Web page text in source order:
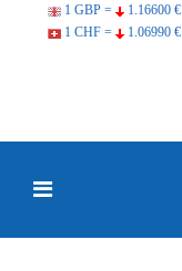
1 GBP =
1.16600 €
1 CHF =
1.06990 €